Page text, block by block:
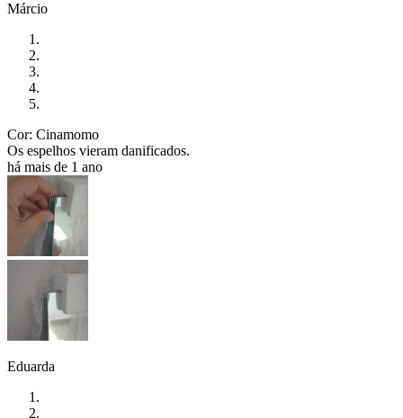
Márcio
Cor: Cinamomo
Os espelhos vieram danificados.
há mais de 1 ano
Eduarda